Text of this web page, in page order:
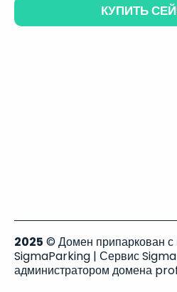
КУПИТЬ
2025 © Домен припаркован
SigmaParking | Сервис
администратором домена